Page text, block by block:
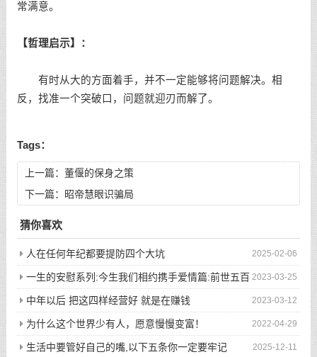
常满意。
【哲理启示】：
有时从大的方面着手，并不一定能够将问题解决。相
反，找准一个突破口，问题就迎刃而解了。
Tags：
上一篇： 董偃的保身之策
下一篇：
昭帝慧眼识骗局
猜你喜欢
2025-02-06
人在任何年纪都要提防四个大坑
2023-03-25
一生的安慰系列:今生我们相约携手爱情篇:前世五百
次的回眸才换来今生的相遇
2023-03-12
中年以后 把这四样经营好 就是在赚钱
2022-04-29
为什么这个世界少有人，愿意慢慢变富！
2025-12-11
生活中要管好自己的嘴,以下五条你一定要牢记